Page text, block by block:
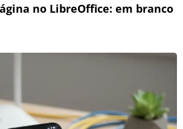
no LibreOffice: em branco